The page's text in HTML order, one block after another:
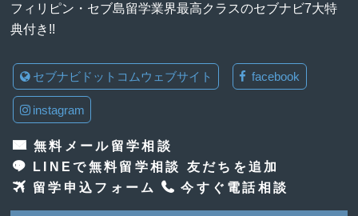
フィリピン・セブ島留学業界最高クラスのセブナビ7大特
典付き!!
セブナビドットコムウェブサイト facebook
instagram
無料メール留学相談
LINEで無料留学相談 友だちを追加
留学申込フォーム
今すぐ電話相談